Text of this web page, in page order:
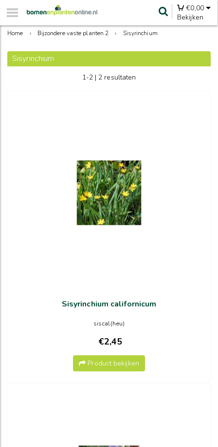
€0,00
Bekijken
Home › Bijzondere vaste planten 2 › Sisyrinchium
Sisyrinchium
1-2 | 2 resultaten
Sisyrinchium californicum
siscal(heu)
€2,45
Product bekijken